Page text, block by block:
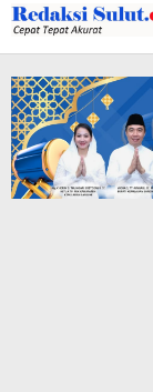
Lewati
ke
konten